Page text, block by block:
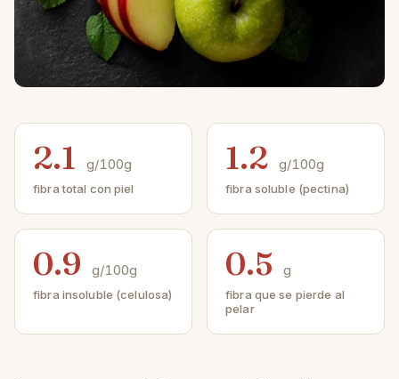
2.1 g/100g
fibra total con piel
1.2 g/100g
fibra soluble (pectina)
0.9 g/100g
fibra insoluble (celulosa)
0.5 g
fibra que se pierde al
pelar